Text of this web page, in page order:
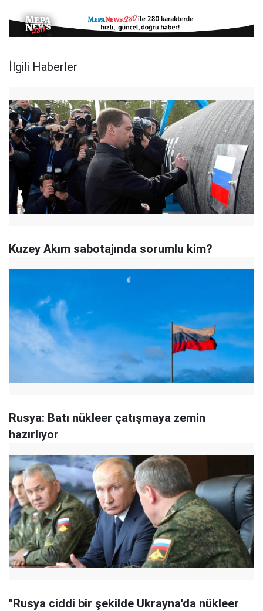
İlgili Haberler
Kuzey Akım sabotajında sorumlu kim?
Rusya: Batı nükleer çatışmaya zemin
hazırlıyor
"Rusya ciddi bir şekilde Ukrayna'da nükleer